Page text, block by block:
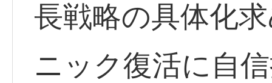
長戦略の具体化
ニック復活に自